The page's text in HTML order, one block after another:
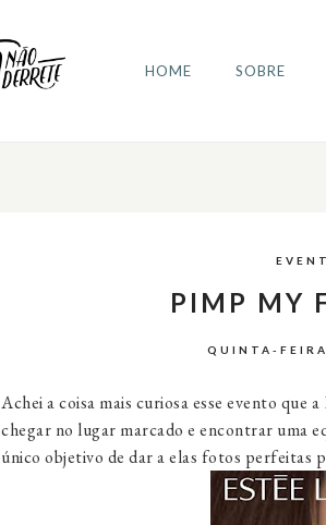
HOME SOBRE
PIMP MY
QUINTA-
Achei a coisa mais curiosa esse evento que
chegar no lugar marcado e encontrar uma
único objetivo de dar a elas fotos perfeitas